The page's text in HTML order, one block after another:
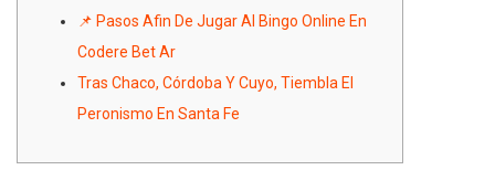
📌 Pasos Afin De Jugar Al Bingo Online En
Codere Bet Ar
Tras Chaco, Córdoba Y Cuyo, Tiembla El
Peronismo En Santa Fe